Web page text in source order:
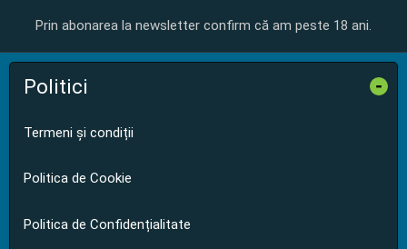
Prin abonarea la newsletter confirm că am peste 18 ani.
Politici -
Termeni și condiții
Politica de Cookie
Politica de Confidențialitate